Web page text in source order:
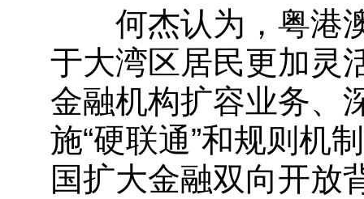
何杰认为，粤港澳
于大湾区居民更加灵
金融机构扩容业务、
施“硬联通”和规则机
国扩大金融双向开放